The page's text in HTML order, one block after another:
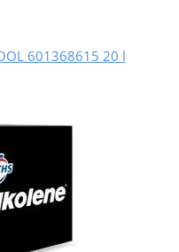
601368615 20 l